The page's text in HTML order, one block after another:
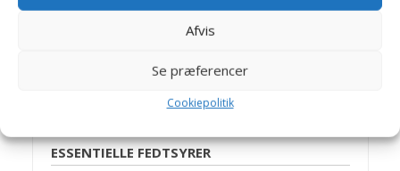
Afvis
Se præferencer
Cookiepolitik
Æder egen afføring (koprofagi)
ESSENTIELLE FEDTSYRER